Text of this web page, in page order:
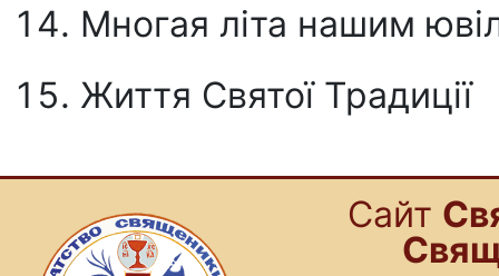
Многая літа нашим
Життя Святої Традиції
Cайт